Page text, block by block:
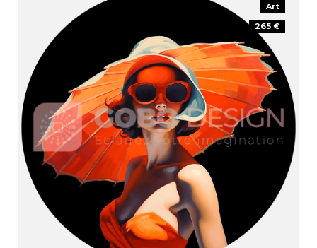
Art
265 €